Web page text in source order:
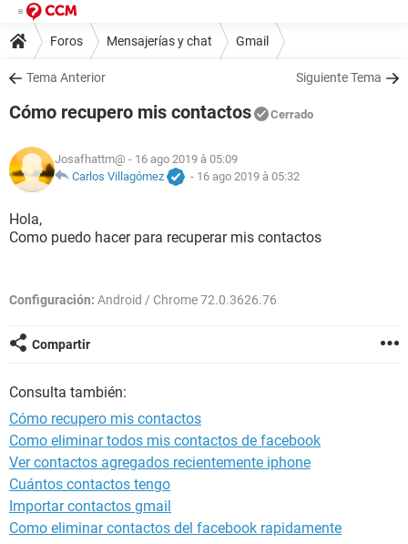
Foros Mensajerías y chat Gmail
Tema Anterior Siguiente Tema
Cómo recupero mis contactos Cerrado
Josafhattm@ - 16 ago 2019 à 05:09
Carlos Villagómez
- 16 ago 2019 à 05:32
Hola,
Como puedo hacer para recuperar mis contactos
Configuración: Android / Chrome 72.0.3626.76
Compartir
Consulta también:
Cómo recupero mis contactos
Como eliminar todos mis contactos de facebook
Ver contactos agregados recientemente iphone
Cuántos contactos tengo
Importar contactos gmail
Como eliminar contactos del facebook rapidamente